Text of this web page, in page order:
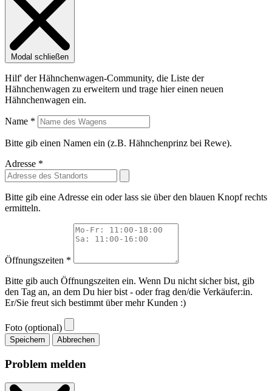
Modal schließen
Hilf' der Hähnchenwagen-Community, die Liste der
Hähnchenwagen zu erweitern und trage hier einen neuen
Hähnchenwagen ein.
Name *
Bitte gib einen Namen ein (z.B. Hähnchenprinz bei Rewe).
Adresse *
Bitte gib eine Adresse ein oder lass sie über den blauen Knopf rechts
ermitteln.
Öffnungszeiten *
Bitte gib auch Öffnungszeiten ein. Wenn Du nicht sicher bist, gib
den Tag an, an dem Du hier bist - oder frag den/die Verkäufer:in.
Er/Sie freut sich bestimmt über mehr Kunden :)
Foto (optional)
Speichern Abbrechen
Problem melden